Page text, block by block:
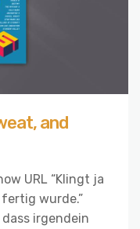
and
URL “Klingt ja
fertig wurde.”
dass irgendein